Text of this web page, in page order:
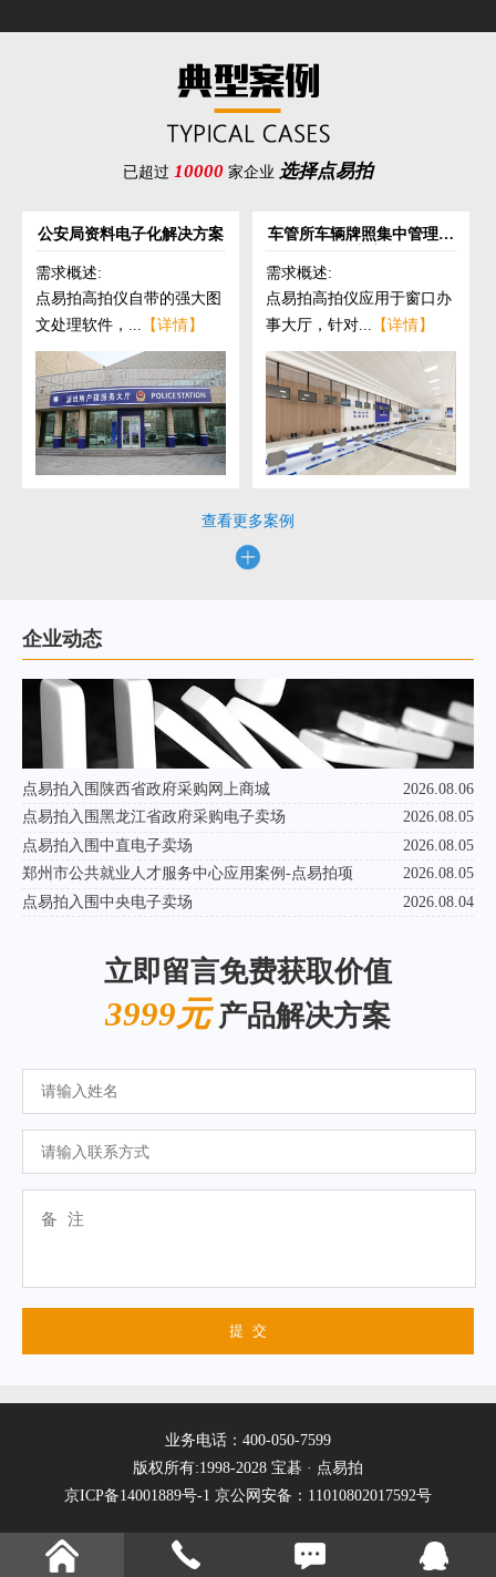
已超过 10000 家企业 选择点易拍
公安局资料电子化解决方案
需求概述:
点易拍高拍仪自带的强大图
文处理软件，... 【详情】
车管所车辆牌照集中管理解
需求概述:
点易拍高拍仪应用于窗口办
事大厅，针对... 【详情】
查看更多案例
企业动态
点易拍入围陕西省政府采购网上商城
2026.08.06
点易拍入围黑龙江省政府采购电子卖场
2026.08.05
点易拍入围中直电子卖场
2026.08.05
郑州市公共就业人才服务中心应用案例-点易拍项
2026.08.05
点易拍入围中央电子卖场
2026.08.04
立即留言免费获取价值
3999元产品解决方案
业务电话：400-050-7599
版权所有:1998-2028 宝碁 · 点易拍
京ICP备14001889号-1 京公网安备：11010802017592号